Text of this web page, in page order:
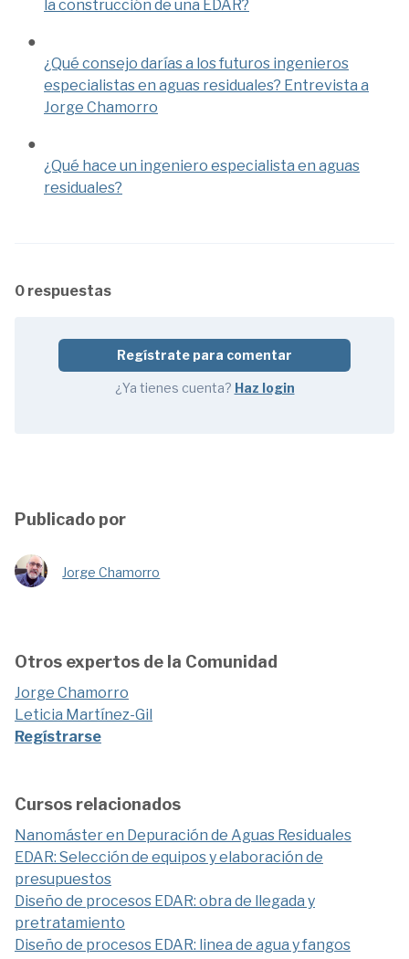
la construcción de una EDAR?
¿Qué consejo darías a los futuros ingenieros
especialistas en aguas residuales? Entrevista a
Jorge Chamorro
¿Qué hace un ingeniero especialista en aguas
residuales?
0 respuestas
Regístrate para comentar
¿Ya tienes cuenta? Haz login
Publicado por
Jorge Chamorro
Otros expertos de la Comunidad
Jorge Chamorro
Leticia Martínez-Gil
Regístrarse
Cursos relacionados
Nanomáster en Depuración de Aguas Residuales
EDAR: Selección de equipos y elaboración de
presupuestos
Diseño de procesos EDAR: obra de llegada y
pretratamiento
Diseño de procesos EDAR: linea de agua y fangos